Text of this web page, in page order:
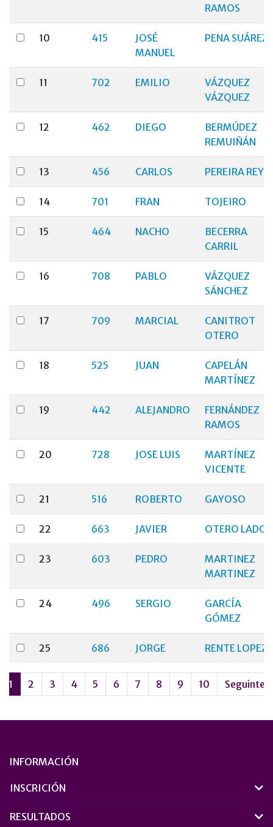
RAMOS
10 415
JOSÉ
MANUEL
PENA SUÁREZ
11 702 EMILIO
VÁZQUEZ
VÁZQUEZ
12 462 DIEGO
BERMÚDEZ
REMUIÑÁN
13 456 CARLOS PEREIRA REY
14 701 FRAN TOJEIRO
15 464 NACHO
BECERRA
CARRIL
16 708 PABLO
VÁZQUEZ
SÁNCHEZ
17 709 MARCIAL
CANITROT
OTERO
18 525 JUAN
CAPELÁN
MARTÍNEZ
19 442 ALEJANDRO
FERNÁNDEZ
RAMOS
20 728 JOSE LUIS
MARTÍNEZ
VICENTE
21 516 ROBERTO GAYOSO
22 663 JAVIER OTERO LADO
23 603 PEDRO
MARTINEZ
MARTINEZ
24 496 SERGIO
GARCÍA
GÓMEZ
25 686 JORGE RENTE LOPEZ
1 2 3 4 5 6 7 8 9 10 Seguinte
INFORMACIÓN
INSCRICIÓN
RESULTADOS